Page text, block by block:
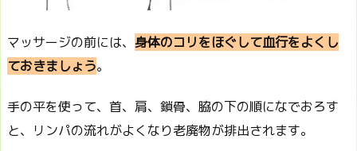
マッサージの前には、 身体のコリをほぐして血行をよくし
ておきましょう。
手の平を使って、首、肩、鎖骨、脇の下の順になでおろす
と、リンパの流れがよくなり老廃物が排出されます。